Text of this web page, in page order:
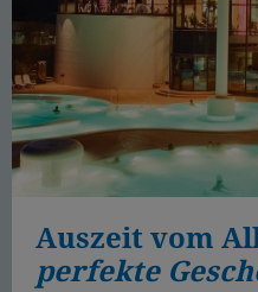
Auszeit vom
perfekte